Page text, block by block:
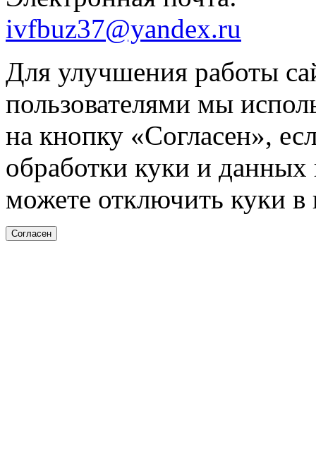
ivfbuz37@yandex.ru
Для улучшения работы
пользователями мы
на кнопку «Согласен»,
обработки куки и данных
можете отключить куки в
Согласен